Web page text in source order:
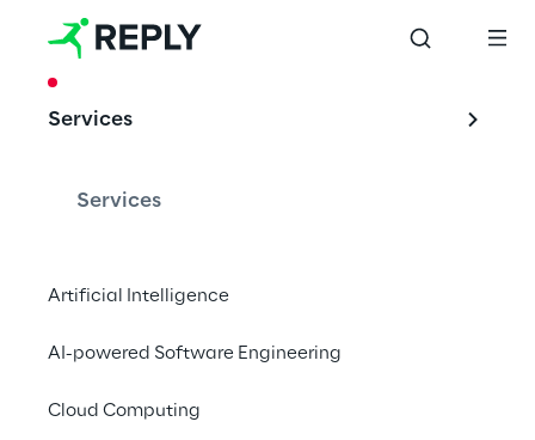
Services
Services
Artificial Intelligence
AI-powered Software Engineering
Cloud Computing
Storybent steigert
die Kundenbindung
personalisierten
großem Umfang